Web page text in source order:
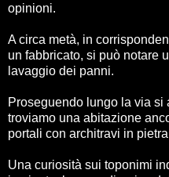
opinioni.
A circa metà, in
un fabbricato, si può notare
lavaggio dei panni.
Proseguendo lungo la via
troviamo una abitazione
portali con architravi in
Una curiosità sui toponimi